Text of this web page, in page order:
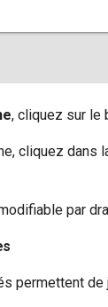
, cliquez sur le
cliquez
par
permettent